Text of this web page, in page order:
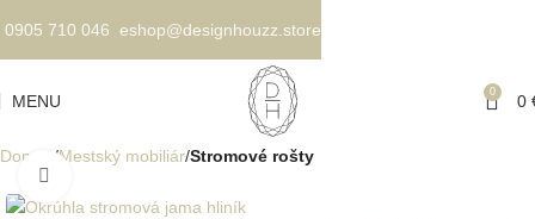
MENU 0 0
Domov Mestský mobiliár Stromové rošty
0905 710 046 eshop@designhouzz.store